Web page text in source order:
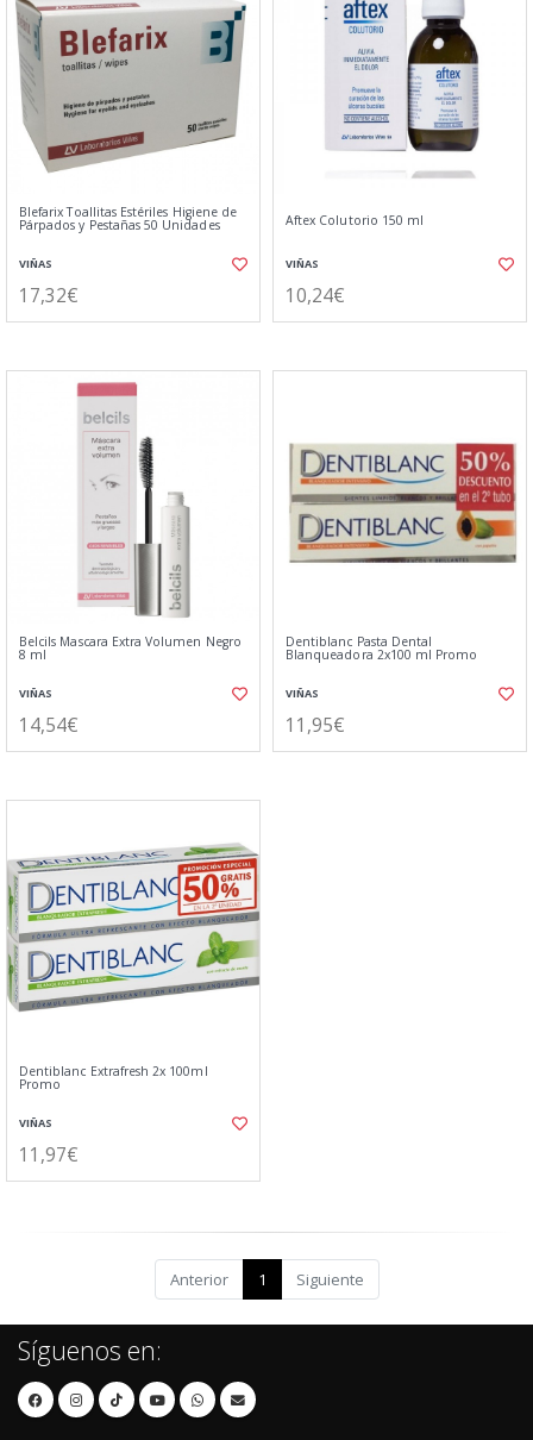
Blefarix Toallitas Estériles Higiene de
Párpados y Pestañas 50 Unidades
VIÑAS
17,32€
Aftex Colutorio 150 ml
VIÑAS
10,24€
Belcils Mascara Extra Volumen Negro
8 ml
VIÑAS
14,54€
Dentiblanc Pasta Dental
Blanqueadora 2x100 ml Promo
VIÑAS
11,95€
Dentiblanc Extrafresh 2x 100ml
Promo
VIÑAS
11,97€
Anterior 1 Siguiente
Síguenos en: